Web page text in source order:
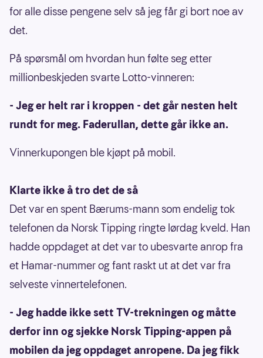
for alle disse pengene selv så jeg får gi bort noe av
det.
På spørsmål om hvordan hun følte seg etter
millionbeskjeden svarte Lotto-vinneren:
- Jeg er helt rar i kroppen - det går nesten helt
rundt for meg. Faderullan, dette går ikke an.
Vinnerkupongen ble kjøpt på mobil.
Klarte ikke å tro det de så
Det var en spent Bærums-mann som endelig tok
telefonen da Norsk Tipping ringte lørdag kveld. Han
hadde oppdaget at det var to ubesvarte anrop fra
et Hamar-nummer og fant raskt ut at det var fra
selveste vinnertelefonen.
- Jeg hadde ikke sett TV-trekningen og måtte
derfor inn og sjekke Norsk Tipping-appen på
mobilen da jeg oppdaget anropene. Da jeg fikk